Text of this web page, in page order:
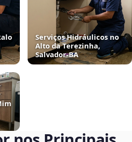
Serviços Hidráulicos no
Alto da Terezinha,
Salvador‑BA